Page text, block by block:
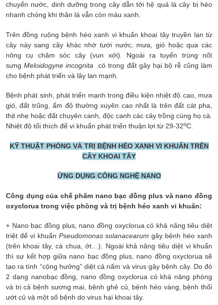
chuyển nước, dinh dưỡng trong cây dẫn tới hệ quả là cây bị héo
nhanh chóng khi thân lá vẫn còn màu xanh.
Trên đồng ruộng bệnh héo xanh vi khuẩn khoai tây truyền lan từ
cây này sang cây khác nhờ tưới nước, mưa, gió hoặc qua các
nông cụ chăm sóc cây (vun xới). Ngoài ra tuyến trùng nốt
sưngMeloidogyne incognita có trong đất gây hại bộ rễ cũng làm
cho bệnh phát triển và lây lan mạnh.
Bệnh phát sinh, phát triển mạnh trong điều kiện nhiệt độ cao, mưa
gió, đất trũng, ẩm độ thường xuyên cao nhất là trên đất cát pha,
thịt nhẹ hoặc đất chuyên canh, độc canh các cây trồng cùng họ cà.
Nhiệt độ tối thích để vi khuẩn phát triển thuận lợi từ 29-32oC.
KỸ THUẬT PHÒNG VÀ TRỊ BỆNH HÉO XANH VI KHUẨN TRÊN
CÂY KHOAI TÂY
ỨNG DỤNG CÔNG NGHỆ NANO
Công dụng của chế phẩm nano bạc đồng plus và nano đồng
oxyclorua trong việc phòng và trị bệnh héo xanh vi khuẩn:
+ Nano bạc đồng plus, nano đồng oxyclorua có khả năng tiêu diệt
triệt để vi khuẩn Pseudomonas solanacearum gây bệnh héo xanh
(trên khoai tây, cà chua, ớt…). Ngoài khả năng tiêu diệt vi khuẩn
thì sự kết hợp giữa nano bạc đồng plus, nano đồng oxyclorua sẽ
tạo ra tính “cộng hưởng” diệt cả nấm và virus gây bệnh cây. Do đó
2 dạng nanobạc đồng, nano đồng oxyclorua có khả năng phòng
và trị cả bệnh sương mai, bệnh ghẻ củ, bệnh héo vàng, bệnh thối
ướt củ và một số bệnh do virus hại khoai tây.